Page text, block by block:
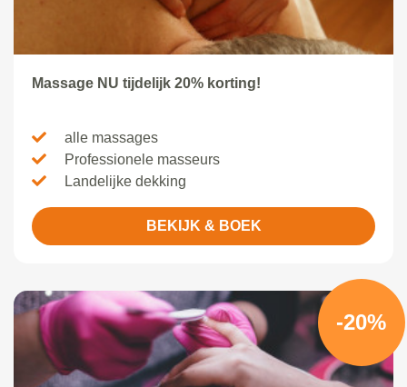
Massage NU tijdelijk 20% korting!
alle massages
Professionele masseurs
Landelijke dekking
BEKIJK & BOEK
-20%